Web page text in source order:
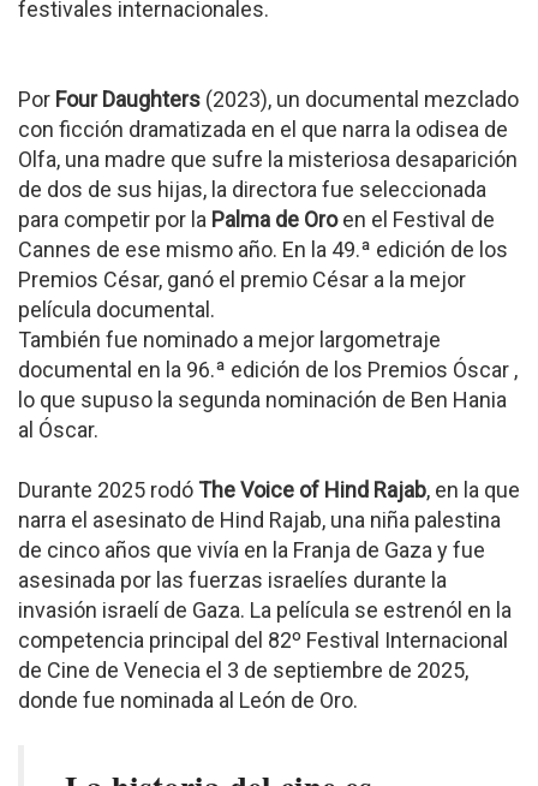
festivales internacionales.
Por Four Daughters (2023), un documental mezclado
con ficción dramatizada en el que narra la odisea de
Olfa, una madre que sufre la misteriosa desaparición
de dos de sus hijas, la directora fue seleccionada
para competir por la Palma de Oroen el Festival de
Cannes de ese mismo año. En la 49.ª edición de los
Premios César, ganó el premio César a la mejor
película documental.
También fue nominado a mejor largometraje
documental en la 96.ª edición de los Premios Óscar ,
lo que supuso la segunda nominación de Ben Hania
al Óscar.
Durante 2025 rodó The Voice of Hind Rajab, en la que
narra el asesinato de Hind Rajab, una niña palestina
de cinco años que vivía en la Franja de Gaza y fue
asesinada por las fuerzas israelíes durante la
invasión israelí de Gaza. La película se estrenól en la
competencia principal del 82º Festival Internacional
de Cine de Venecia el 3 de septiembre de 2025,
donde fue nominada al León de Oro.